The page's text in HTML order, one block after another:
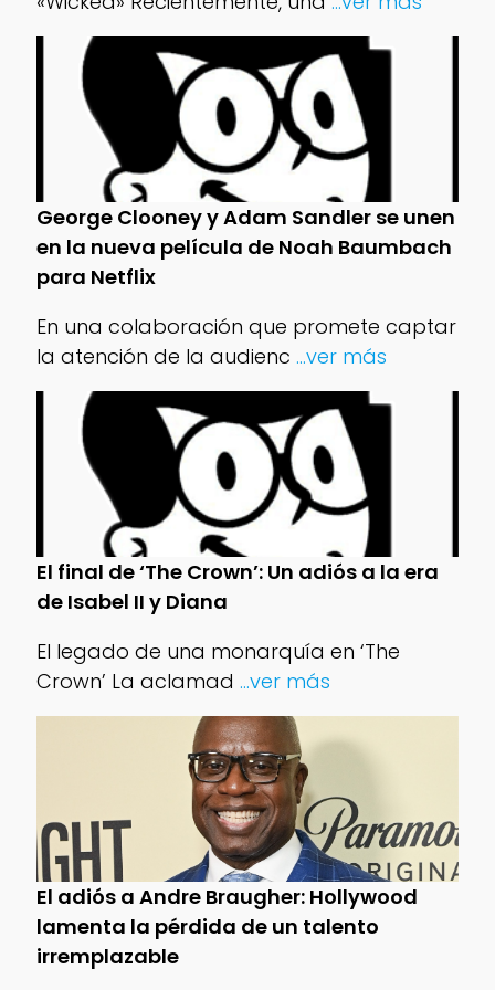
George Clooney y Adam Sandler se unen
en la nueva película de Noah Baumbach
para Netflix
En una colaboración que promete captar
la atención de la audienc ...ver más
El final de ‘The Crown’: Un adiós a la era
de Isabel II y Diana
El legado de una monarquía en ‘The
Crown’ La aclamad ...ver más
El adiós a Andre Braugher: Hollywood
lamenta la pérdida de un talento
irremplazable